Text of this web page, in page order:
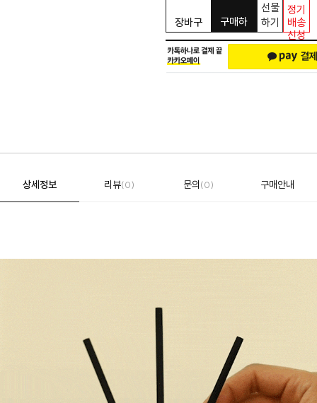
장바구
니
구매하
선물
하기
정기
배송
신청
상세정보 리뷰(0) 문의(0) 구매안내